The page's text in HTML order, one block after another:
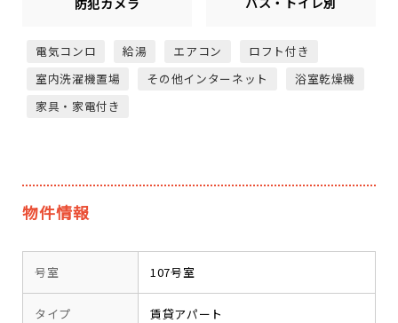
電気コンロ 給湯 エアコン
ロフト付き
室内洗濯機置場
その他インターネット
浴室乾燥機
家具・家電付き
物件情報
号室 107号室
タイプ 賃貸アパート